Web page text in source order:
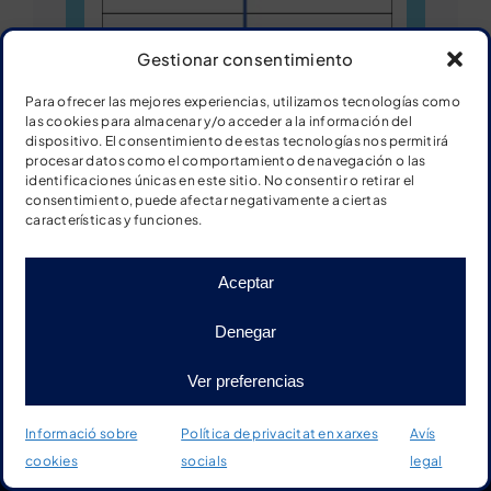
Gestionar consentimiento
Para ofrecer las mejores experiencias, utilizamos tecnologías como
las cookies para almacenar y/o acceder a la información del
dispositivo. El consentimiento de estas tecnologías nos permitirá
procesar datos como el comportamiento de navegación o las
identificaciones únicas en este sitio. No consentir o retirar el
consentimiento, puede afectar negativamente a ciertas
características y funciones.
Aceptar
Denegar
Ver preferencias
Informació sobre
cookies
Política de privacitat en xarxes
socials
Avís
legal
Fitxa: Articles demostratius